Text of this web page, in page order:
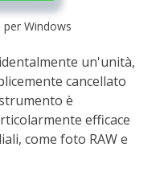
per Windows
un'unità,
cancellato
è
efficace
come foto RAW e